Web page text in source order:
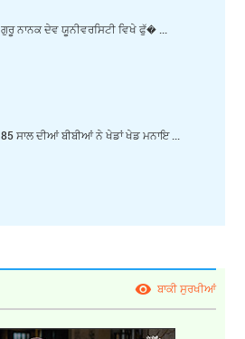
ਗੁਰੂ ਨਾਨਕ ਦੇਵ ਯੂਨੀਵਰਸਿਟੀ ਵਿਖੇ ਫੁੱ� ...
85 ਸਾਲ ਦੀਆਂ ਬੀਬੀਆਂ ਨੇ ਖੇਡਾਂ ਖੇਡ ਮਨਾਇ ...
ਬਾਕੀ ਸੁਰਖੀਆਂ